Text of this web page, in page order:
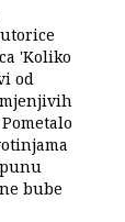
'Koliko
od
bube